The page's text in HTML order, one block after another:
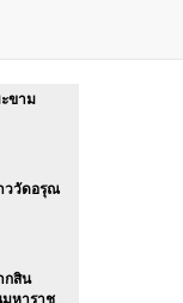
ขาม
ววัดอรุณ
กสิน
มหาราช